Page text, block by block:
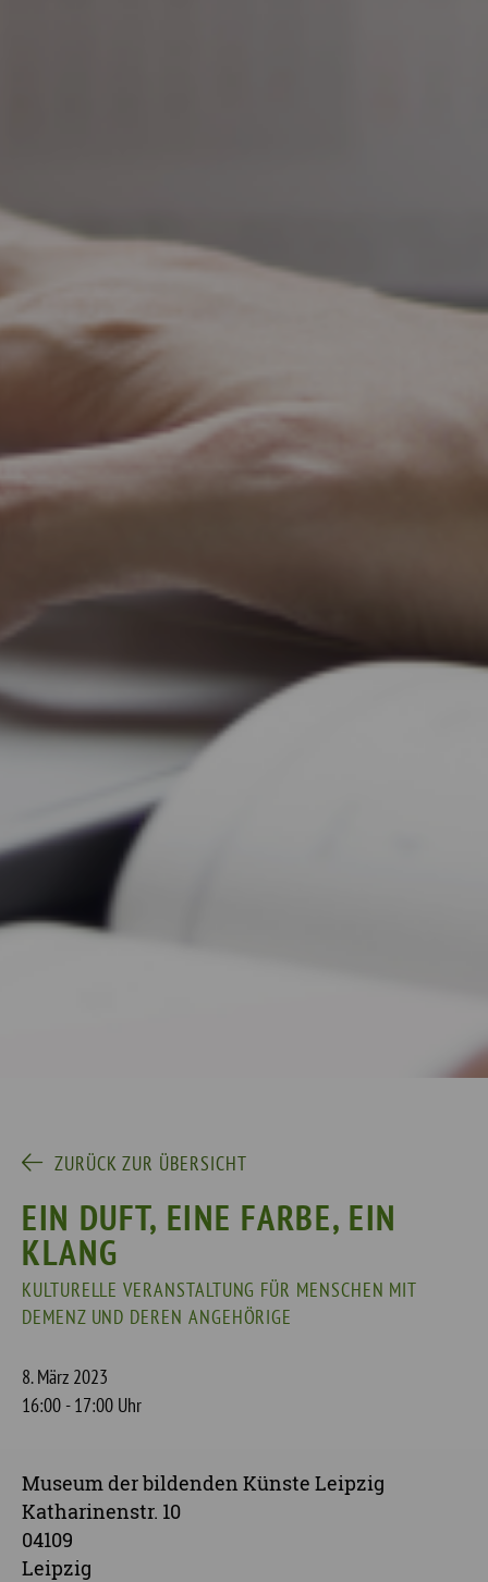
ZURÜCK ZUR ÜBERSICHT
EIN DUFT, EINE FARBE, EIN
KLANG
KULTURELLE VERANSTALTUNG FÜR MENSCHEN MIT
DEMENZ UND DEREN ANGEHÖRIGE
8. März 2023
16:00 - 17:00 Uhr
Museum der bildenden Künste Leipzig
Katharinenstr. 10
04109
Leipzig